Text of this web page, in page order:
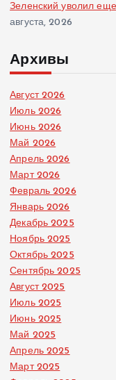
Зеленский уволил
августа, 2026
Архивы
Август 2026
Июль 2026
Июнь 2026
Май 2026
Апрель 2026
Март 2026
Февраль 2026
Январь 2026
Декабрь 2025
Ноябрь 2025
Октябрь 2025
Сентябрь 2025
Август 2025
Июль 2025
Июнь 2025
Май 2025
Апрель 2025
Март 2025